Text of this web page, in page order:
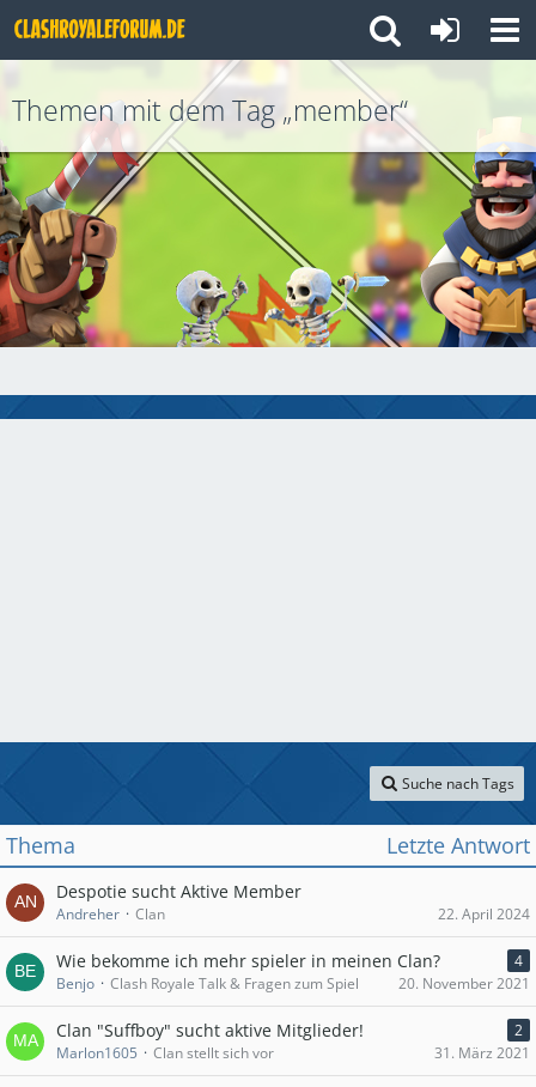
Themen mit dem Tag „member“
Suche nach Tags
Thema Letzte Antwort
Despotie sucht Aktive Member
Andreher Clan 22. April 2024
Wie bekomme ich mehr spieler in meinen Clan?
4
Benjo
Clash Royale Talk & Fragen zum Spiel 20. November 2021
Clan "Suffboy" sucht aktive Mitglieder!
2
Marlon1605
Clan stellt sich vor 31. März 2021